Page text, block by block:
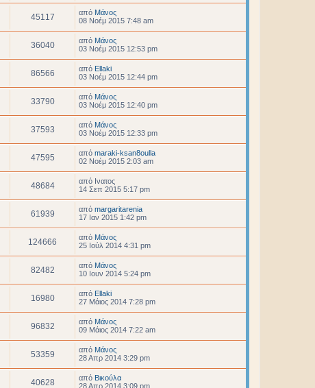
45117 από Μάνος
08 Νοέμ 2015 7:48 am
36040 από Μάνος
03 Νοέμ 2015 12:53 pm
86566 από Ellaki
03 Νοέμ 2015 12:44 pm
33790 από Μάνος
03 Νοέμ 2015 12:40 pm
37593 από Μάνος
03 Νοέμ 2015 12:33 pm
47595 από maraki-ksan8oulla
02 Νοέμ 2015 2:03 am
48684 από Ινατος
14 Σεπ 2015 5:17 pm
61939 από margaritarenia
17 Ιαν 2015 1:42 pm
124666 από Μάνος
25 Ιούλ 2014 4:31 pm
82482 από Μάνος
10 Ιουν 2014 5:24 pm
16980 από Ellaki
27 Μάιος 2014 7:28 pm
96832 από Μάνος
09 Μάιος 2014 7:22 am
53359 από Μάνος
28 Απρ 2014 3:29 pm
40628 από Βικούλα
28 Απρ 2014 3:09 pm